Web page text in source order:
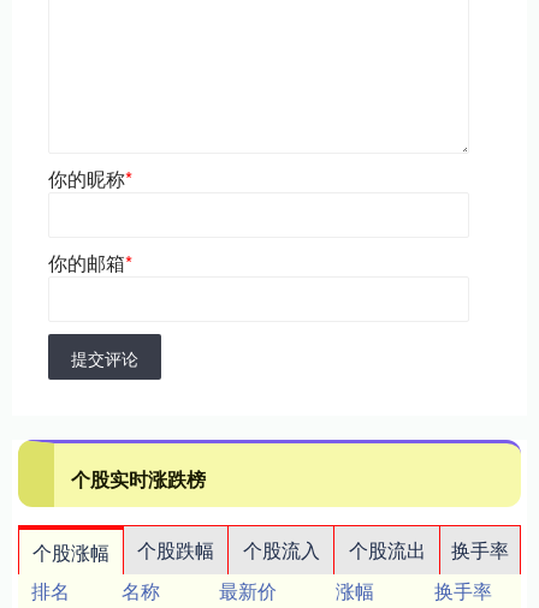
你的昵称*
你的邮箱*
提交评论
个股实时涨跌榜
个股涨幅 个股跌幅 个股流入 个股流出
换手率
排名
名称 最新价 涨幅
换手率